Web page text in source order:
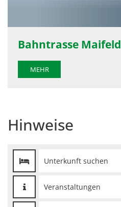
Bahntrasse Maifeld
MEHR
Hinweise
Unterkunft suchen
Veranstaltungen